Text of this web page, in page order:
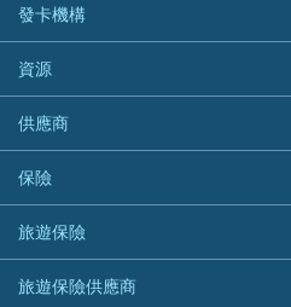
財務公司貸款
免入息貸款
免TU貸款
急借錢
緊急貸款比較
最佳小額貸款比較
易批必批貸款
CCB(Asia) 中國建設銀行 (亞洲)
Citibank 花旗銀行
CNCBI 信銀國際
CreFIT 維信
DBS 星展銀行
DSB 大新銀行
HSBC 滙豐銀行貸款
個人貸款有用資訊
清卡數貸款教學
循環貸款教學
個人化貸款產品推介 🔥全新
供樓利息扣稅
最佳貸款app
網購優惠
精選外幣網購信用卡
尊尚信用卡
公司信用卡
電子錢包信用卡
日本遊信用卡攻略
韓國遊信用卡攻略
台灣遊信用卡攻略
機場貴賓室信用卡
發卡機構
Citibank花旗銀行
AE美國運通
DBS星展銀行
HSBC滙豐銀行
Mox
信銀國際
大新銀行
資源
Black Friday優惠
淘寶付款方式
一田購物優惠日
SOGO感謝祭
HKTVmall優惠碼
交稅優惠
供應商
八達通自動增值信用卡
保險
旅遊保險
汽車保險
家居保險
旅遊保險
日本旅遊保險及資訊
旅遊保險供應商